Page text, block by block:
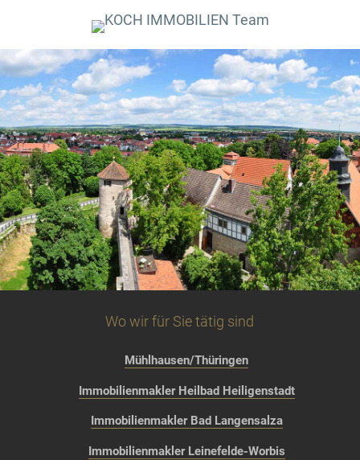
Wo wir für Sie tätig sind
Mühlhausen/Thüringen
Immobilienmakler Heilbad Heiligenstadt
Immobilienmakler Bad Langensalza
Immobilienmakler Leinefelde-Worbis